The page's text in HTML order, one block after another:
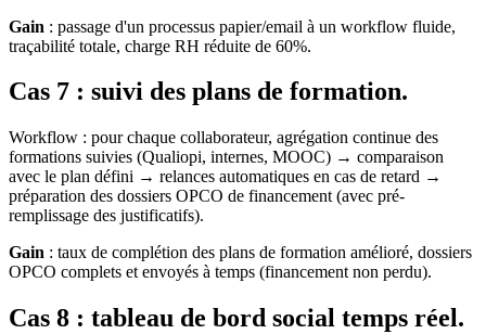
Gain : passage d'un processus papier/email à un workflow fluide,
traçabilité totale, charge RH réduite de 60%.
Cas 7 : suivi des plans de formation.
Workflow : pour chaque collaborateur, agrégation continue des
formations suivies (Qualiopi, internes, MOOC) → comparaison
avec le plan défini → relances automatiques en cas de retard →
préparation des dossiers OPCO de financement (avec pré-
remplissage des justificatifs).
Gain : taux de complétion des plans de formation amélioré, dossiers
OPCO complets et envoyés à temps (financement non perdu).
Cas 8 : tableau de bord social temps réel.